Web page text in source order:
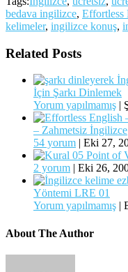
bedava ingilizce, Effortless
kelimeler, ingilizce konuş,
Related Posts
İçin Şarkı Dinlemek
Yorum yapılmamış |
– Zahmetsiz İngilizce
54 yorum | Eki 27,
2 yorum | Eki 26,
Yöntemi LRE 01
Yorum yapılmamış |
About The Author